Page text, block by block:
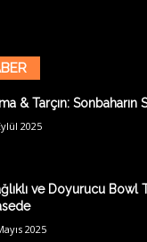
& Tarçın: Sonbaharın
2025
ve Doyurucu Bowl
2025